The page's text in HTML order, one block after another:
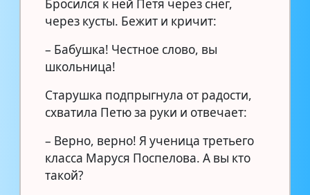
Бросился к ней Петя через снег,
через кусты. Бежит и кричит:
– Бабушка! Честное слово, вы
школьница!
Старушка подпрыгнула от радости,
схватила Петю за руки и отвечает:
– Верно, верно! Я ученица третьего
класса Маруся Поспелова. А вы кто
такой?